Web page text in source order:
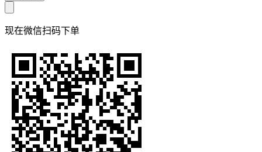
现在微信扫码下单